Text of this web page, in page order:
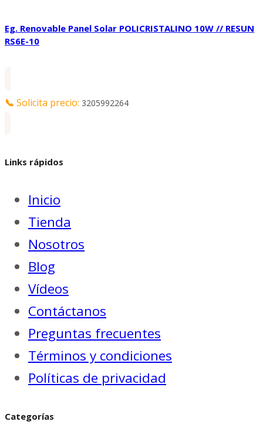
Eg. Renovable Panel Solar POLICRISTALINO 10W // RESUN
RS6E-10
📞 Solicita precio: 3205992264
Links rápidos
Inicio
Tienda
Nosotros
Blog
Vídeos
Contáctanos
Preguntas frecuentes
Términos y condiciones
Políticas de privacidad
Categorías